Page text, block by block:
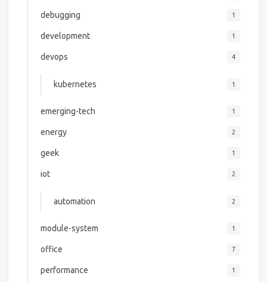
debugging 1
development 1
devops 4
kubernetes 1
emerging-tech 1
energy 2
geek 1
iot 2
automation 2
module-system 1
office 7
performance 1